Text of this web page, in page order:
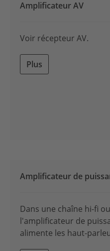
Amplificateur AV
Voir récepteur AV.
Plus
Amplificateur de
Dans une chaîne hi-fi
l'amplificateur de
alimente les haut-